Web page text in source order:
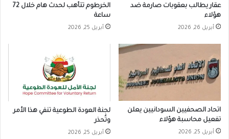
عقار يطالب بعقوبات صارمة ضد
هؤلاء
أبريل 26, 2026
الخرطوم تتأهب لحدث هام خلال 72
ساعة
أبريل 25, 2026
اتحاد الصحفيين السودانيين يعلن
تفعيل محاسبة هؤلاء
أبريل 25, 2026
لجنة العودة الطوعية تنفي هذا الأمر
وتُحذر
أبريل 25, 2026